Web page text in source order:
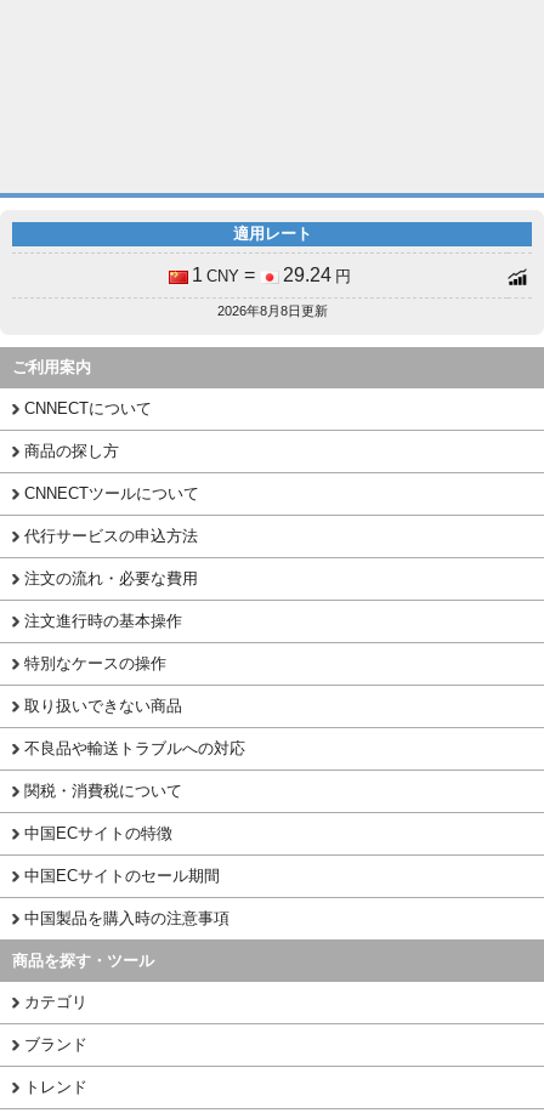
適用レート
1 CNY = 29.24 円
2026年8月8日更新
ご利用案内
CNNECTについて
商品の探し方
CNNECTツールについて
代行サービスの申込方法
注文の流れ・必要な費用
注文進行時の基本操作
特別なケースの操作
取り扱いできない商品
不良品や輸送トラブルへの対応
関税・消費税について
中国ECサイトの特徴
中国ECサイトのセール期間
中国製品を購入時の注意事項
商品を探す・ツール
カテゴリ
ブランド
トレンド